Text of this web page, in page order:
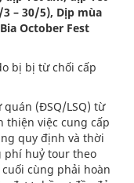
– 30/5), Dịp mùa
October Fest
bị bị từ chối cấp
(ĐSQ/LSQ) từ
thiện việc cung cấp
quy định và thời
phí huỷ tour theo
cùng phải hoàn